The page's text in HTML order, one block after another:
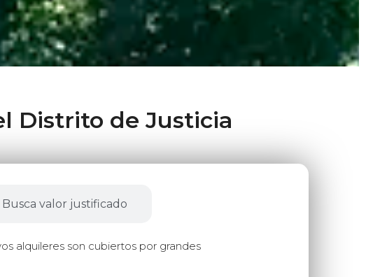
Distrito de Justicia
Busca valor justificado
alquileres son cubiertos por grandes